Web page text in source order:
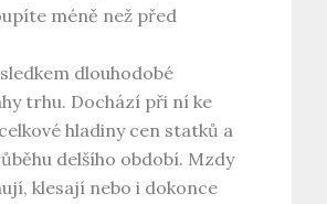
méně než před
dlouhodobé
trhu. Dochází při ní ke
hladiny cen statků a
delšího období. Mzdy
klesají nebo i dokonce